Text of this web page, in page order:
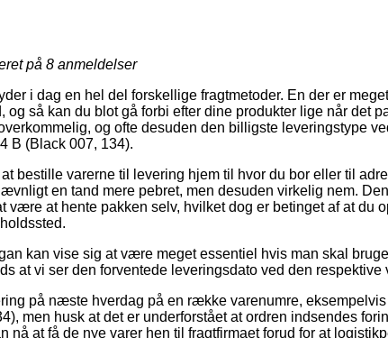
på 8 anmeldelser
i dag en hel del forskellige fragtmetoder. En der er
så kan du blot gå forbi efter dine produkter lige når det
og ofte desuden den billigste leveringstype
B (Black 007, 134).
bestille varerne til levering hjem til hvor du bor eller til
en tand mere pebret, men desuden virkelig nem.
være at hente pakken selv, hvilket dog er betinget af at du
kan vise sig at være meget essentiel hvis man skal
at vi ser den forventede leveringsdato ved den respektive
på næste hverdag på en række varenumre,
men husk at det er underforstået at ordren indsendes
at få de nye varer hen til fragtfirmaet forud for at